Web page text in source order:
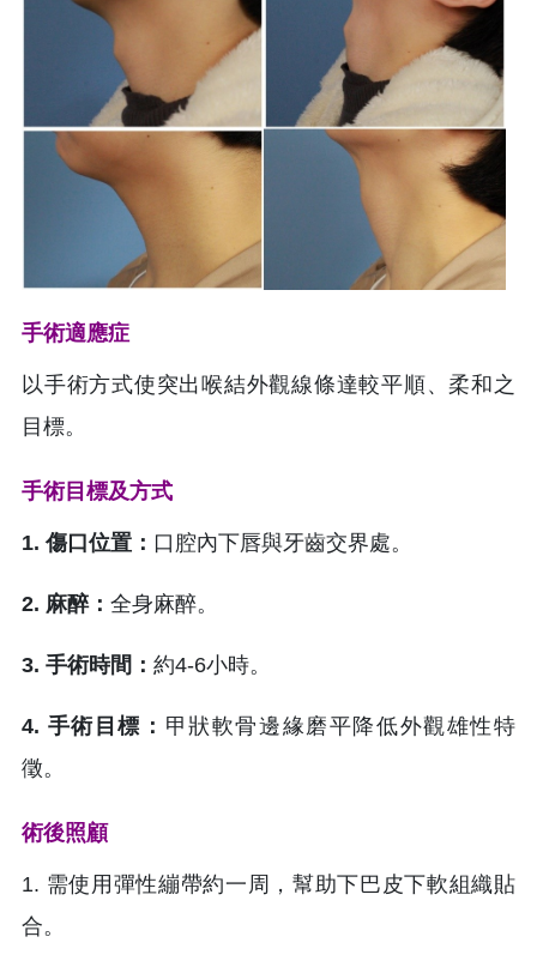
手術適應症
以手術方式使突出喉結外觀線條達較平順、柔和之
目標。
手術目標及方式
1. 傷口位置： 口腔內下唇與牙齒交界處。
2. 麻醉： 全身麻醉。
3. 手術時間： 約4-6小時。
4. 手術目標： 甲狀軟骨邊緣磨平降低外觀雄性特
徵。
術後照顧
1. 需使用彈性繃帶約一周，幫助下巴皮下軟組織貼
合。